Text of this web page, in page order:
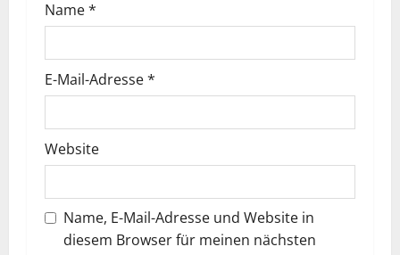
Name*
E-Mail-Adresse*
Website
Name, E-Mail-Adresse und Website in
diesem Browser für meinen nächsten